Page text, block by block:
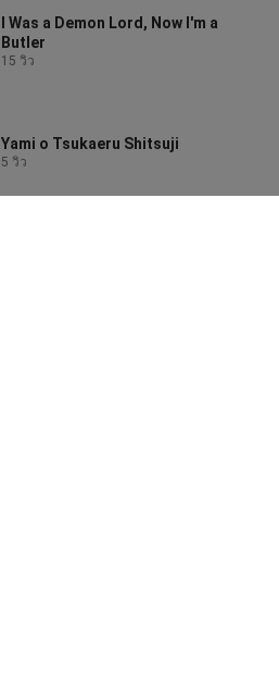
I Was a Demon Lord, Now I'm a
Butler
15 วิว
Yami o Tsukaeru Shitsuji
5 วิว